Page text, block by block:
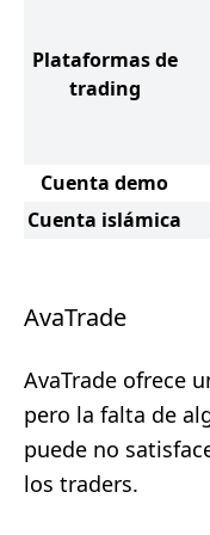
Plataformas de
trading
Cuenta demo
Cuenta islámica
AvaTrade
AvaTrade ofrece
pero la falta de
puede no
los traders.